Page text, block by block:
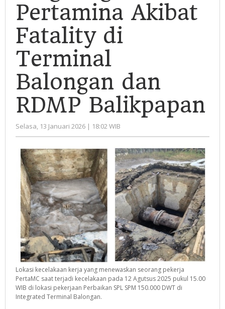
Terminal
Balongan
Pertamina Akibat
Fatality di
Terminal
Balongan dan
RDMP Balikpapan
Selasa, 13 Januari 2026 | 18:02 WIB
Administrator
Lokasi kecelakaan kerja yang menewaskan seorang pekerja
PertaMC saat terjadi kecelakaan pada 12 Agutsus 2025 pukul 15.00
WIB di lokasi pekerjaan Perbaikan SPL SPM 150.000 DWT di
Integrated Terminal Balongan.